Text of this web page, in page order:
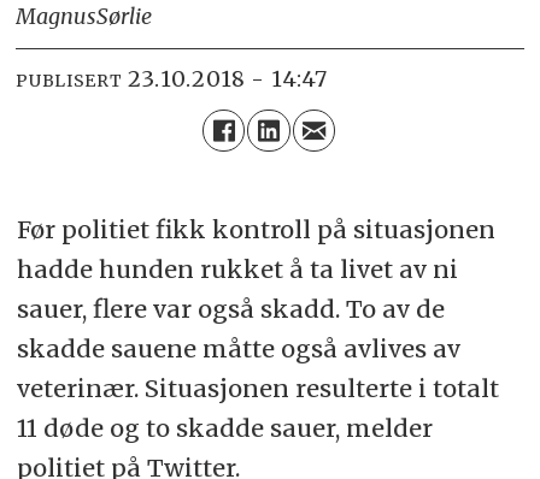
MagnusSørlie
PUBLISERT 23.10.2018 - 14:47
Før politiet fikk kontroll på situasjonen
hadde hunden rukket å ta livet av ni
sauer, flere var også skadd. To av de
skadde sauene måtte også avlives av
veterinær. Situasjonen resulterte i totalt
11 døde og to skadde sauer, melder
politiet på Twitter.